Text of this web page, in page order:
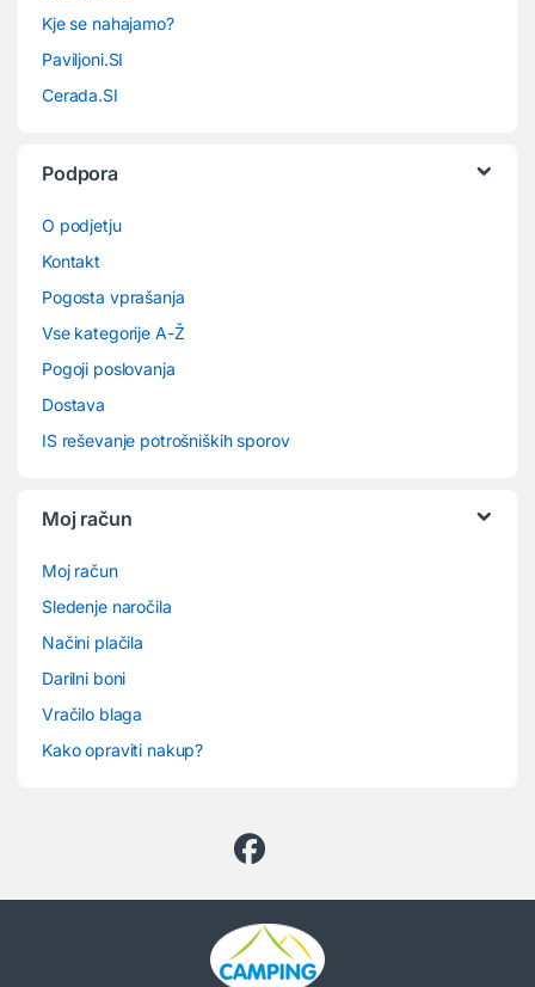
Kje se nahajamo?
Paviljoni.SI
Cerada.SI
Podpora
O podjetju
Kontakt
Pogosta vprašanja
Vse kategorije A-Ž
Pogoji poslovanja
Dostava
IS reševanje potrošniških sporov
Moj račun
Moj račun
Sledenje naročila
Načini plačila
Darilni boni
Vračilo blaga
Kako opraviti nakup?